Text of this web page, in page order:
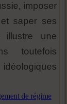
imposer
saper ses
une
toutefois
de régime